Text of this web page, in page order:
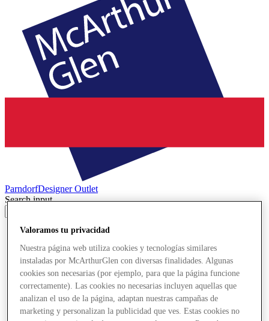
ParndorfDesigner Outlet
Search input
Valoramos tu privacidad
Nuestra página web utiliza cookies y tecnologías similares
instaladas por McArthurGlen con diversas finalidades. Algunas
cookies son necesarias (por ejemplo, para que la página funcione
correctamente). Las cookies no necesarias incluyen aquellas que
analizan el uso de la página, adaptan nuestras campañas de
marketing y personalizan la publicidad que ves. Estas cookies no